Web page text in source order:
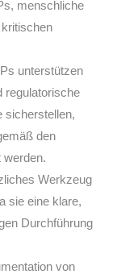
menschliche
unterstützen
regulatorische
sicherstellen,
den
werden.
Werkzeug
sie eine klare,
Durchführung
von